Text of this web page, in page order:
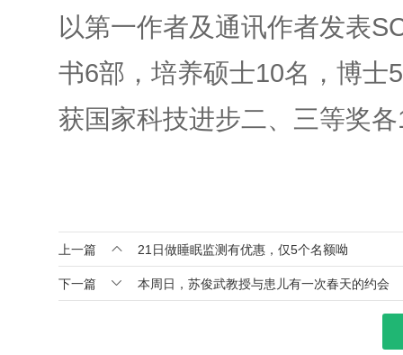
以第一作者及通讯作者发表
书6部，培养硕士10名，博士
获国家科技进步二、三等奖
上一篇  21日做睡眠监测有优惠，仅5个名额呦
下一篇  本周日，苏俊武教授与患儿有一次春天的约会